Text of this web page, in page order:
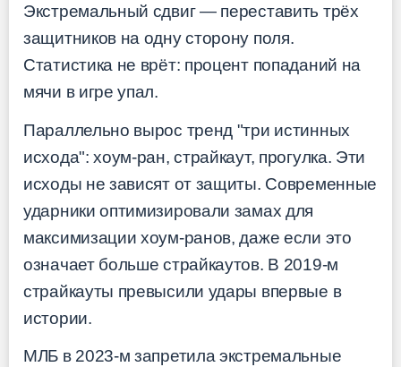
Экстремальный сдвиг — переставить трёх
защитников на одну сторону поля.
Статистика не врёт: процент попаданий на
мячи в игре упал.
Параллельно вырос тренд "три истинных
исхода": хоум-ран, страйкаут, прогулка. Эти
исходы не зависят от защиты. Современные
ударники оптимизировали замах для
максимизации хоум-ранов, даже если это
означает больше страйкаутов. В 2019-м
страйкауты превысили удары впервые в
истории.
МЛБ в 2023-м запретила экстремальные